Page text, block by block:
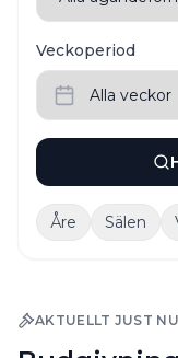
Veckoperiod
Åre Sälen
AKTUELLT JUST NU